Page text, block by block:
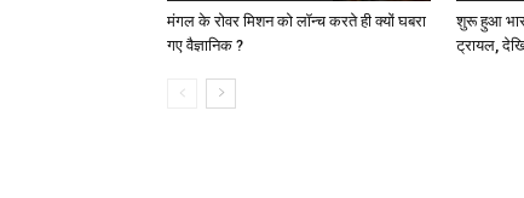
मंगल के रोवर मिशन को लॉन्च करते ही क्यों घबरा
गए वैज्ञानिक ?
शुरू हुआ
ट्रायल,